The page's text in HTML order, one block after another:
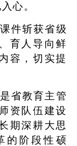
心。
件斩获省级
育人导向鲜
容，切实提
省教育主管
资队伍建设
期深耕大思
的阶段性硕